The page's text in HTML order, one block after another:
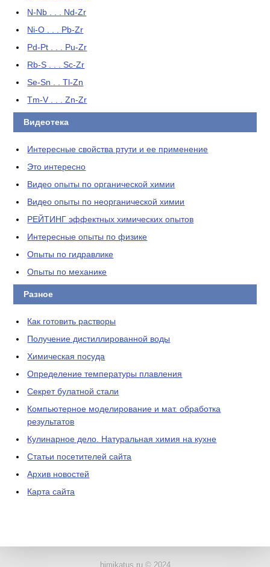
N-Nb . . . Nd-Zr
Ni-O . . . Pb-Zr
Pd-Pt . . . Pu-Zr
Rb-S . . . Sc-Zr
Se-Sn . . Tl-Zn
Tm-V . . . Zn-Zr
Видеотека
Интересные свойства ртути и ее применение
Это интересно
Видео опыты по органической химии
Видео опыты по неорганической химии
РЕЙТИНГ эффектных химических опытов
Интересные опыты по физике
Опыты по гидравлике
Опыты по механике
Разное
Как готовить растворы
Получение дистиллированной воды
Химическая посуда
Определение температуры плавления
Секрет булатной стали
Компьютерное моделирование и мат. обработка
результатов
Кулинарное дело. Натуральная химия на кухне
Статьи посетителей сайта
Архив новостей
Карта сайта
himikatus.ru © 2024